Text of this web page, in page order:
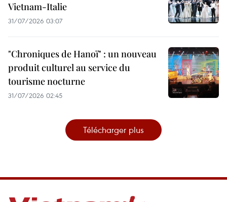
Vietnam-Italie
31/07/2026 03:07
"Chroniques de Hanoï" : un nouveau
produit culturel au service du
tourisme nocturne
31/07/2026 02:45
Télécharger plus